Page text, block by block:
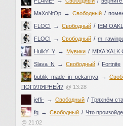
MaXoNtOp → Свободный /
FLOCI → Свободный / IEM
FLOCI → Свободный /
HulkY_Y → Мувики / MIXA XALK
Slava_N → Свободный / Fortnite
bublik_made_in_pekarnya →
ПОПУЛЯРНЕЙ? @ 13:28
jeffi- → Свободный / Тряхнём
fq → Свободный / Что
@ 21:02